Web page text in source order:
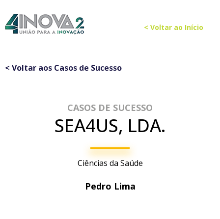
< Voltar ao Início
< Voltar aos Casos de Sucesso
CASOS DE SUCESSO
SEA4US, LDA.
Ciências da Saúde
Pedro Lima